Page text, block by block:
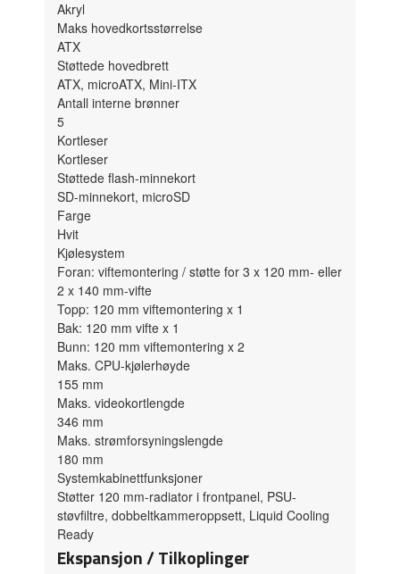
Akryl
Maks hovedkortsstørrelse
ATX
Støttede hovedbrett
ATX, microATX, Mini-ITX
Antall interne brønner
5
Kortleser
Kortleser
Støttede flash-minnekort
SD-minnekort, microSD
Farge
Hvit
Kjølesystem
Foran: viftemontering / støtte for 3 x 120 mm- eller
2 x 140 mm-vifte
Topp: 120 mm viftemontering x 1
Bak: 120 mm vifte x 1
Bunn: 120 mm viftemontering x 2
Maks. CPU-kjølerhøyde
155 mm
Maks. videokortlengde
346 mm
Maks. strømforsyningslengde
180 mm
Systemkabinettfunksjoner
Støtter 120 mm-radiator i frontpanel, PSU-
støvfiltre, dobbeltkammeroppsett, Liquid Cooling
Ready
Ekspansjon / Tilkoplinger